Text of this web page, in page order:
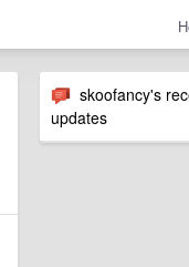
skoofancy's
updates